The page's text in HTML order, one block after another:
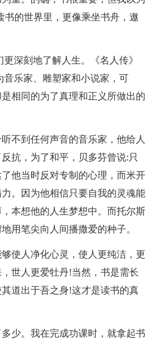
的世界里，更像乘坐书舟，遨
深刻地了解人生。《名人传》
音乐家、雕塑家和小说家，可
相同的为了真理和正义所做出的
不到任何声音的音乐家，他给人
抗，为了和平，贝多芬曾说:只
他当时反对专制的心理，而米开
。因为他相信只要自我的灵魂能
本想他的人生梦想中。而托尔斯
用笔尖向人间播撒爱的种子。
使人净化心灵，使人更纯洁，更
世人更爱牡丹!当然，书是需长
道出于吾之身!这才是读书的真
少。我在完成功课时，就拿起书